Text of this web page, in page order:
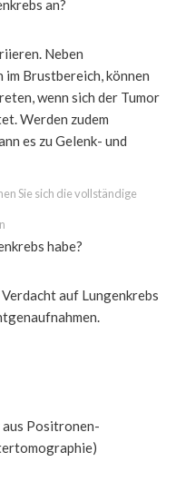
an?
Neben
im Brustbereich, können
wenn sich der Tumor
Werden zudem
es zu Gelenk- und
Sie sich die vollständige
habe?
auf Lungenkrebs
Positronen-